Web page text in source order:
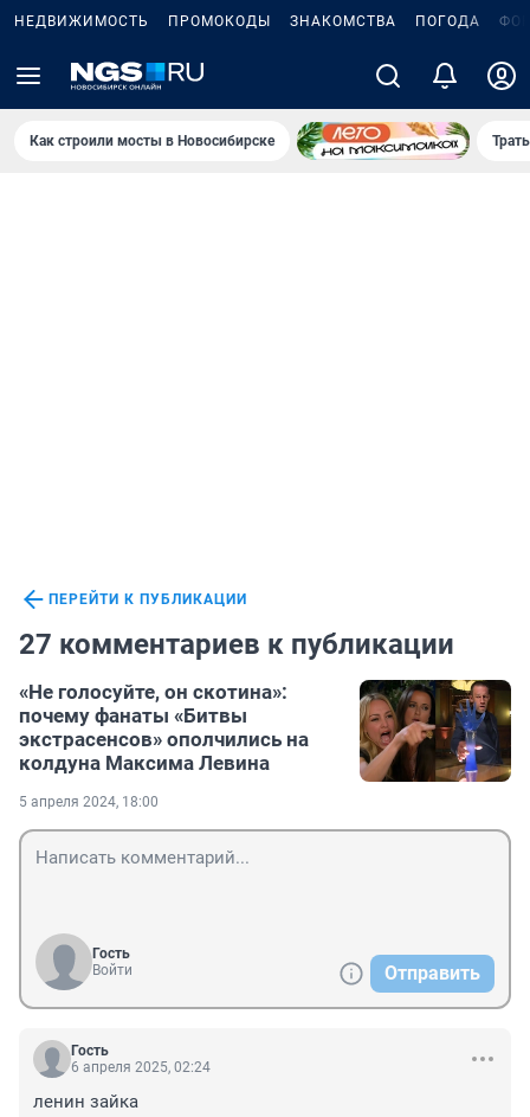
НЕДВИЖИМОСТЬ ПРОМОКОДЫ ЗНАКОМСТВА ПОГОДА
Как строили мосты в Новосибирске
ПЕРЕЙТИ К ПУБЛИКАЦИИ
27 комментариев к публикации
«Не голосуйте, он скотина»:
почему фанаты «Битвы
экстрасенсов» ополчились на
колдуна Максима Левина
5 апреля 2024, 18:00
Гость
Войти
Отправить
Гость
6 апреля 2025, 02:24
ленин зайка